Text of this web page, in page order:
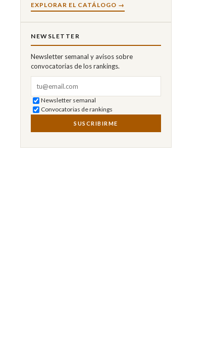
EXPLORAR EL CATÁLOGO →
NEWSLETTER
Newsletter semanal y avisos sobre
convocatorias de los rankings.
Newsletter semanal
Convocatorias de rankings
SUSCRIBIRME